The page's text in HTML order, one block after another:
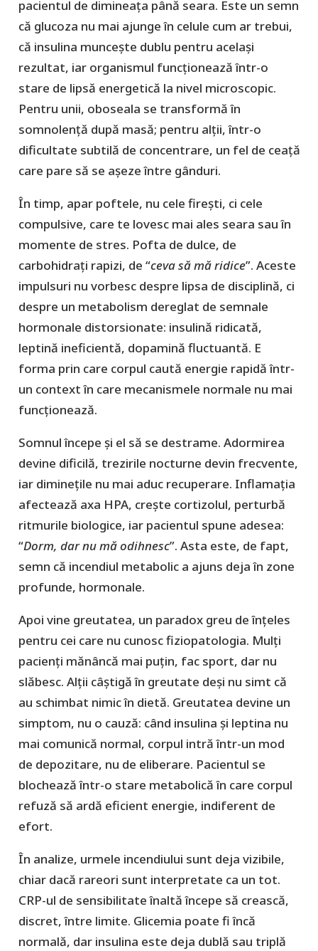
pacientul de dimineața până seara. Este un semn
că glucoza nu mai ajunge în celule cum ar trebui,
că insulina muncește dublu pentru același
rezultat, iar organismul funcționează într-o
stare de lipsă energetică la nivel microscopic.
Pentru unii, oboseala se transformă în
somnolență după masă; pentru alții, într-o
dificultate subtilă de concentrare, un fel de ceață
care pare să se așeze între gânduri.
În timp, apar poftele, nu cele firești, ci cele
compulsive, care te lovesc mai ales seara sau în
momente de stres. Pofta de dulce, de
carbohidrați rapizi, de “ceva să mă ridice”. Aceste
impulsuri nu vorbesc despre lipsa de disciplină, ci
despre un metabolism dereglat de semnale
hormonale distorsionate: insulină ridicată,
leptină ineficientă, dopamină fluctuantă. E
forma prin care corpul caută energie rapidă într-
un context în care mecanismele normale nu mai
funcționează.
Somnul începe și el să se destrame. Adormirea
devine dificilă, trezirile nocturne devin frecvente,
iar diminețile nu mai aduc recuperare. Inflamația
afectează axa HPA, crește cortizolul, perturbă
ritmurile biologice, iar pacientul spune adesea:
“Dorm, dar nu mă odihnesc”. Asta este, de fapt,
semn că incendiul metabolic a ajuns deja în zone
profunde, hormonale.
Apoi vine greutatea, un paradox greu de înțeles
pentru cei care nu cunosc fiziopatologia. Mulți
pacienți mănâncă mai puțin, fac sport, dar nu
slăbesc. Alții câștigă în greutate deși nu simt că
au schimbat nimic în dietă. Greutatea devine un
simptom, nu o cauză: când insulina și leptina nu
mai comunică normal, corpul intră într-un mod
de depozitare, nu de eliberare. Pacientul se
blochează într-o stare metabolică în care corpul
refuză să ardă eficient energie, indiferent de
efort.
În analize, urmele incendiului sunt deja vizibile,
chiar dacă rareori sunt interpretate ca un tot.
CRP-ul de sensibilitate înaltă începe să crească,
discret, între limite. Glicemia poate fi încă
normală, dar insulina este deja dublă sau triplă